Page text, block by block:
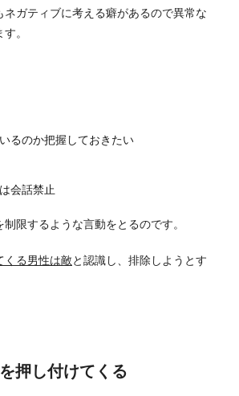
ガティブに考える癖があるので異常な
。
るのか把握しておきたい
会話禁止
限するような言動をとるのです。
くる男性は敵と認識し、排除しようとす
押し付けてくる